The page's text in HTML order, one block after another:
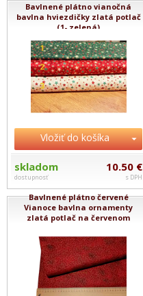
Bavlnené plátno vianočná
bavlna hviezdičky zlatá potlač
(1- zelená)
Vložiť do košíka
skladom
dostupnosť
10.50 €
s DPH
Bavlnené plátno červené
Vianoce bavlna ornamenty
zlatá potlač na červenom